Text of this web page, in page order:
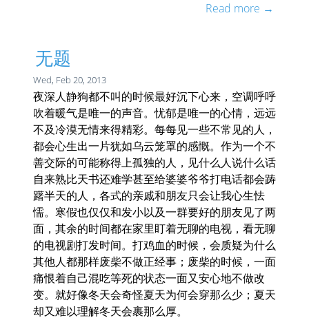
Read more →
无题
Wed, Feb 20, 2013
夜深人静狗都不叫的时候最好沉下心来，空调呼呼
吹着暖气是唯一的声音。忧郁是唯一的心情，远远
不及冷漠无情来得精彩。每每见一些不常见的人，
都会心生出一片犹如乌云笼罩的感慨。作为一个不
善交际的可能称得上孤独的人，见什么人说什么话
自来熟比天书还难学甚至给婆婆爷爷打电话都会踌
躇半天的人，各式的亲戚和朋友只会让我心生怯
懦。寒假也仅仅和发小以及一群要好的朋友见了两
面，其余的时间都在家里盯着无聊的电视，看无聊
的电视剧打发时间。打鸡血的时候，会质疑为什么
其他人都那样废柴不做正经事；废柴的时候，一面
痛恨着自己混吃等死的状态一面又安心地不做改
变。就好像冬天会奇怪夏天为何会穿那么少；夏天
却又难以理解冬天会裹那么厚。